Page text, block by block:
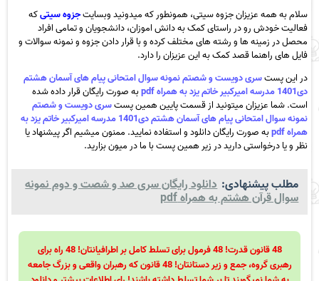
سلام به همه عزیزان جزوه سیتی، همونطور که میدونید وبسایتجزوه سیتیکه
فعالیت خودش رو در راستای کمک به دانش اموزان، دانشجویان و تمامی افراد
محصل در زمینه ها و رشته های مختلف کرده و با قرار دادن جزوه و نمونه سوالات و
فایل های راهنما قصد کمک به این عزیزان را دارد.
در این پستسری دویست و شصتم نمونه سوال امتحانی پیام های آسمان هشتم
دی1401 مدرسه امیرکبیر خاتم یزد به همراه pdf
به صورت رایگان قرار داده شده
است. شما عزیزان میتونید از قسمت پایین همین پستسری دویست و شصتم
نمونه سوال امتحانی پیام های آسمان هشتم دی1401 مدرسه امیرکبیر خاتم یزد به
همراه pdf
به صورت رایگان دانلود و استفاده نمایید. ممنون میشیم اگر پیشنهاد یا
نظر و یا درخواستی دارید در زیر همین پست با ما در میون بزارید.
مطلب پیشنهادی: دانلود رایگان سری صد و شصت و دوم نمونه
سوال قرآن هشتم به همراه pdf
48 قانون قدرت! 48 فرمول برای تسلط کامل بر اطرافیانتان! 48 راه برای
رهبری گروه، جمع و زیر دستانتان! 48 قانون که رهبران واقعی و بزرگ جامعه